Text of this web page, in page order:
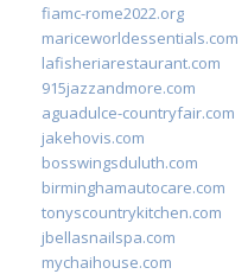
fiamc-rome2022.org
mariceworldessentials.com
lafisheriarestaurant.com
915jazzandmore.com
aguadulce-countryfair.com
jakehovis.com
bosswingsduluth.com
birminghamautocare.com
tonyscountrykitchen.com
jbellasnailspa.com
mychaihouse.com